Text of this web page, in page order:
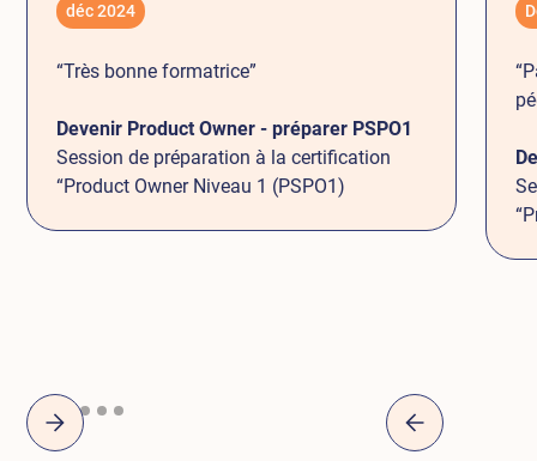
déc 2024
“Très bonne formatrice”
Devenir Product Owner - préparer PSPO1
Session de préparation à la certification
“Product Owner Niveau 1 (PSPO1)